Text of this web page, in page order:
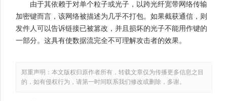
由于其依赖于对单个粒子或光子，以跨光纤宽带网络传输
加密键而言，该网络被描述为几乎不打包。如果截获通信，则
发件人可以告诉链接已被篡改，并且损坏的光子不能用作键的
一部分。这具有使数据流完全不可理解攻击者的效果。
郑重声明：本文版权归原作者所有，转载文章仅为传播更多信息之目
的，如有侵权行为，请第一时间联系我们修改或删除，多谢。